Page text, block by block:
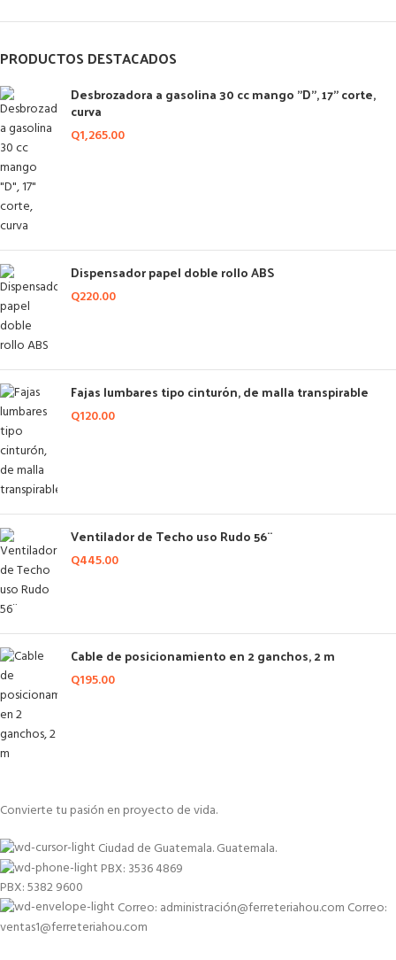
PRODUCTOS DESTACADOS
Desbrozadora a gasolina 30 cc mango "D", 17" corte,
curva
Q1,265.00
Dispensador papel doble rollo ABS
Q220.00
Fajas lumbares tipo cinturón, de malla transpirable
Q120.00
Ventilador de Techo uso Rudo 56¨
Q445.00
Cable de posicionamiento en 2 ganchos, 2 m
Q195.00
Convierte tu pasión en proyecto de vida.
Ciudad de Guatemala. Guatemala.
PBX: 3536 4869
PBX: 5382 9600
Correo: administración@ferreteriahou.com Correo:
ventas1@ferreteriahou.com